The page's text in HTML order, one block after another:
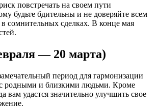
повстречать на своем пути
будьте бдительны и не доверяйте всем
сомнительных сделках. В конце мая
— 20 марта)
период для гармонизации
родными и близкими людьми. Кроме
вам удастся значительно улучшить свое